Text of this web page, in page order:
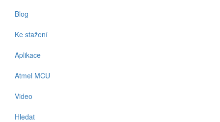
Blog
Ke stažení
Aplikace
Atmel MCU
Video
Hledat